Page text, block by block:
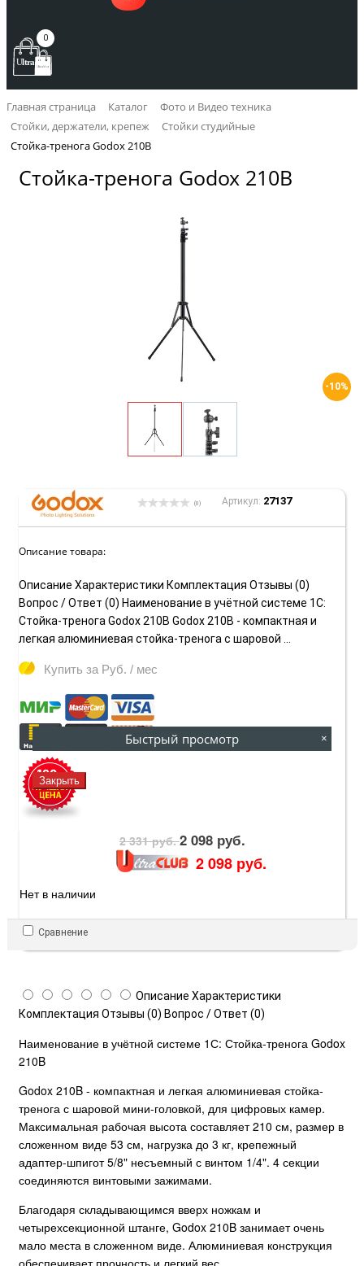
0
Главная страница Каталог
Фото и Видео техника
Стойки, держатели, крепеж
Стойки студийные
Стойка-тренога Godox 210B
Стойка-тренога Godox 210B
-10%
(0) Артикул: 27137
Описание товара:
Описание Характеристики Комплектация Отзывы (0)
Вопрос / Ответ (0) Наименование в учётной системе 1С:
Стойка-тренога Godox 210B Godox 210B - компактная и
легкая алюминиевая стойка-тренога с шаровой ...
Купить за Руб. / мес
2 331 руб.2 098 руб.
2 098 руб.
Нет в наличии
Сравнение
Описание Характеристики
Комплектация Отзывы (0) Вопрос / Ответ (0)
Наименование в учётной системе 1С: Стойка-тренога Godox
210B
Godox 210B - компактная и легкая алюминиевая стойка-
тренога с шаровой мини-головкой, для цифровых камер.
Максимальная рабочая высота составляет 210 см, размер в
сложенном виде 53 см, нагрузка до 3 кг, крепежный
адаптер-шпигот 5/8" несъемный с винтом 1/4". 4 секции
соединяются винтовыми зажимами.
Благодаря складывающимся вверх ножкам и
четырехсекционной штанге, Godox 210B занимает очень
мало места в сложенном виде. Алюминиевая конструкция
Быстрый просмотр ×
Закрыть